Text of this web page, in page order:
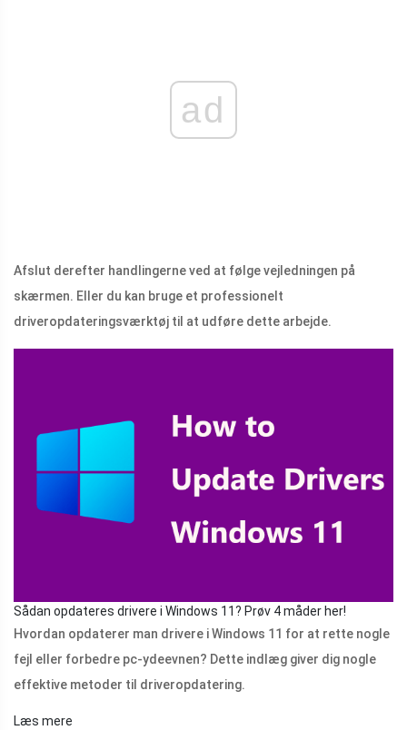
ad
Afslut derefter handlingerne ved at følge vejledningen på
skærmen. Eller du kan bruge et professionelt
driveropdateringsværktøj til at udføre dette arbejde.
Sådan opdateres drivere i Windows 11? Prøv 4 måder her!
Hvordan opdaterer man drivere i Windows 11 for at rette nogle
fejl eller forbedre pc-ydeevnen? Dette indlæg giver dig nogle
effektive metoder til driveropdatering.
Læs mere